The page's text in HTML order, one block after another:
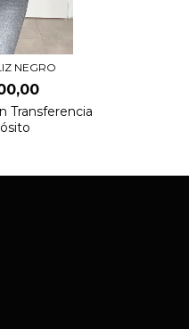
NEGRO
Transferencia